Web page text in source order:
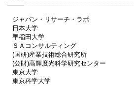
ジャパン・リサーチ・ラボ
日本大学
早稲田大学
ＳＡコンサルティング
(国研)産業技術総合研究所
(公財)高輝度光科学研究センター
東京大学
東京科学大学